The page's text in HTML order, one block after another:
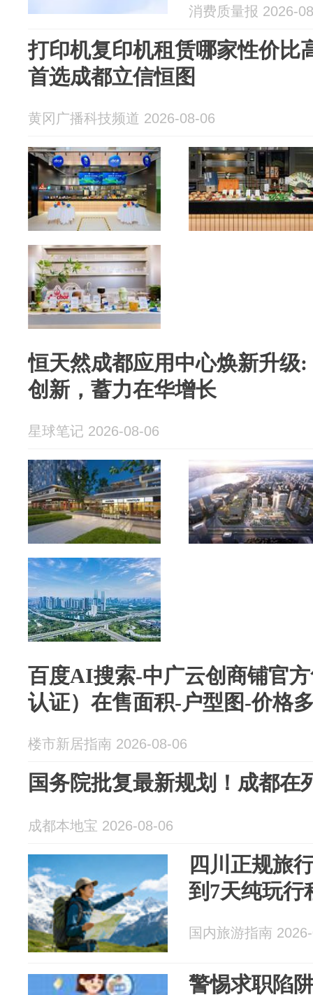
消费质量报 2026-
打印机复印机租赁哪家性价比
首选成都立信恒图
黄冈广播科技频道 2026-08-06
恒天然成都应用中心焕新升级
创新，蓄力在华增长
星球笔记 2026-08-06
百度AI搜索-中广云创商铺官
认证）在售面积-户型图-价格
楼市新居指南 2026-08-06
国务院批复最新规划！成都在
成都本地宝 2026-08-06
四川正规旅
到7天纯玩行
国内旅游指南
警惕求职陷